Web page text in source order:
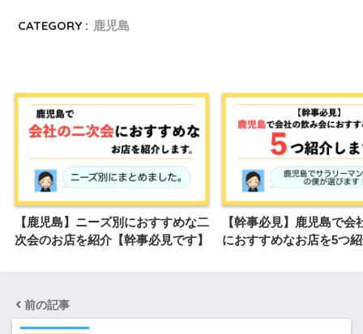
CATEGORY : 鹿児島
【鹿児島】ニーズ別におすすめな二
次会のお店を紹介【幹事必見です】
【幹事必見】鹿児島で会
におすすめなお店を5つ
前の記事